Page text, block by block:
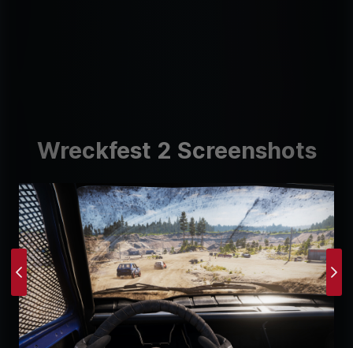
Wreckfest 2 Screenshots
Previous